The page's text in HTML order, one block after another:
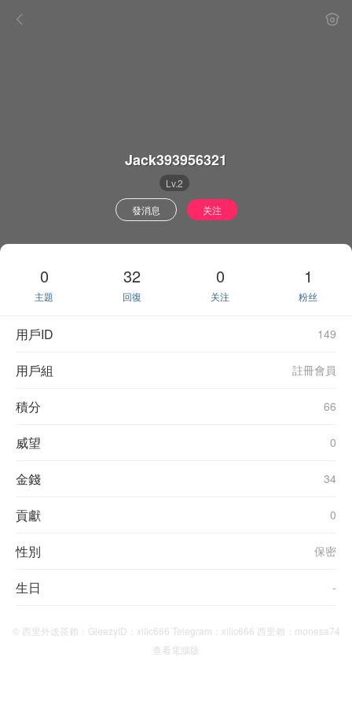
Jack393956321
Lv.2
發消息
关注
0
主題
32
回復
0
关注
1
粉丝
用戶ID 149
用戶組 註冊會員
積分 66
威望 0
金錢 34
貢獻 0
性別 保密
生日 -
© 西里外送茶賴：GleezyID：xilic666 Telegram：xilic666 西里賴：monesa74
查看電腦版